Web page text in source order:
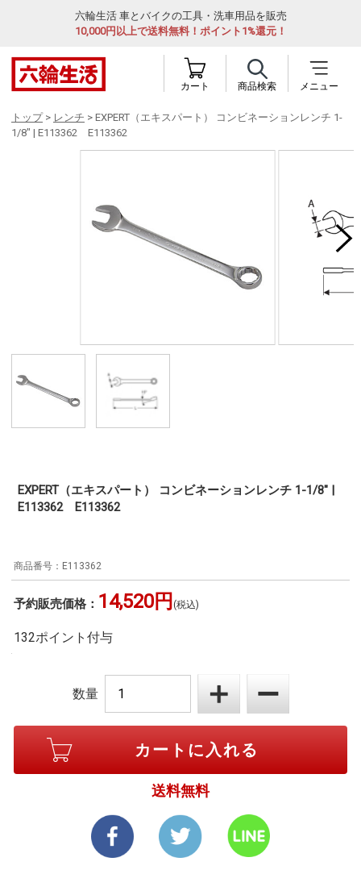
六輪生活 車とバイクの工具・洗車用品を販売
10,000円以上で送料無料！ポイント1%還元！
カート 商品検索 メニュー
トップ> レンチ > EXPERT（エキスパート） コンビネーションレンチ 1-
1/8" | E113362 E113362
EXPERT（エキスパート） コンビネーションレンチ 1-1/8" |
E113362 E113362
E113362
予約販売価格： 14,520円 (税込)
132ポイント付与
数量
送料無料